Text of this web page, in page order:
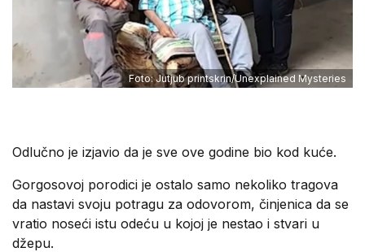
Foto: Jutjub printskrin/Unexplained Mysteries
Odlučno je izjavio da je sve ove godine bio kod kuće.
Gorgosovoj porodici je ostalo samo nekoliko tragova
da nastavi svoju potragu za odovorom, činjenica da se
vratio noseći istu odeću u kojoj je nestao i stvari u
džepu.